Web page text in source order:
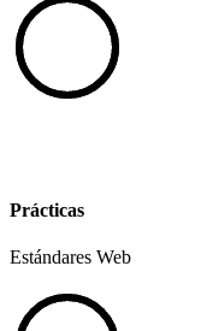
Prácticas
Estándares Web